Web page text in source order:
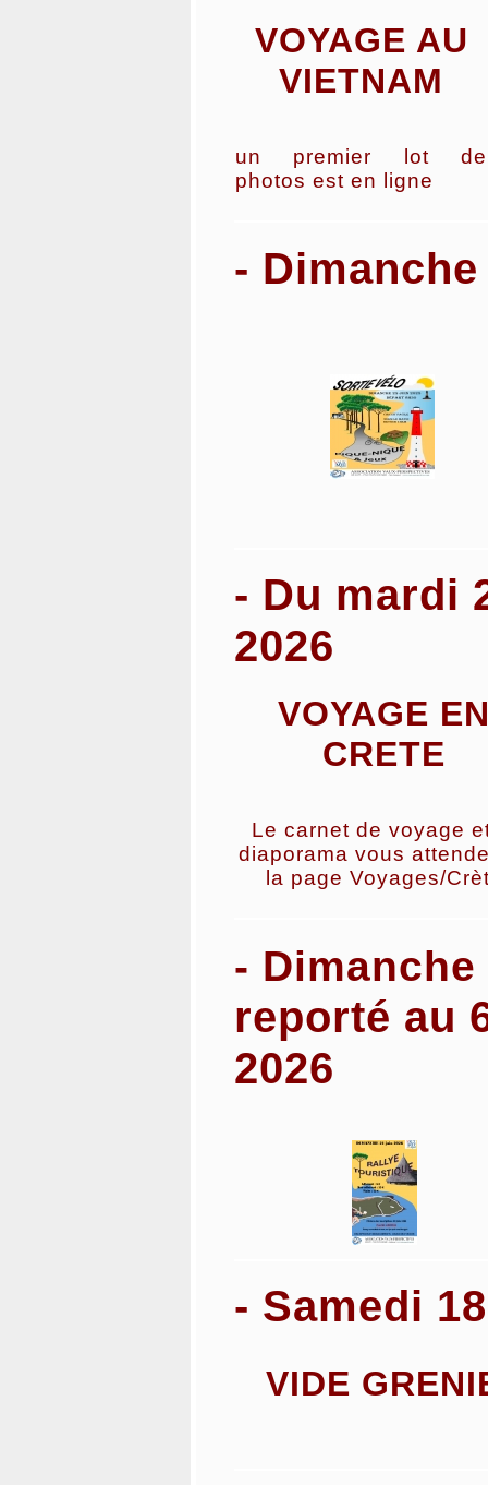
VOYAGE AU
VIETNAM
un premier lot de
photos est en ligne
-
- Du mardi
2026
VOYAGE
CRETE
Le carnet de voyage
diaporama vous
la page Voyages/
- Dimanche
reporté au
2026
- Samedi
VIDE